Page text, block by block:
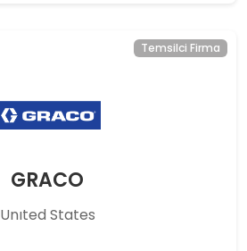
Temsilci Firma
GRACO
Unıted States